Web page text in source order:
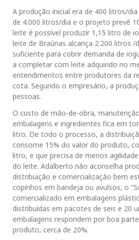
A produção inicial era de 400 litros/
de 4.000 litros/dia e o projeto prevê
leite é possível produzir 1,15 litro de
leite de Braúnas alcança 2.200 litros /
suficiente para cobrir demanda de
a completar com leite adquirido no
entendimentos entre produtores da
cota. Segundo o empresário, a
pessoas.
O custo de mão-de-obra,
embalagens e ingredientes fica em
litro. De todo o processo, a
consome 15% do valor do produto,
litro, e que precisa de menos
do leite. Adalberto não aconselha
distribuição e comercialização bem
copinhos em bandeja ou avulsos, o
comercializado em embalagens
distribuídas em pacotes de seis e 20
embalagens respondem por boa
produto, cerca de 20%.